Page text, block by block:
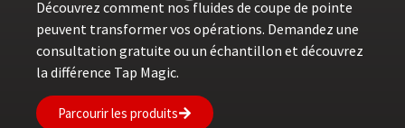
Découvrez comment nos fluides de coupe de pointe
peuvent transformer vos opérations. Demandez une
consultation gratuite ou un échantillon et découvrez
la différence Tap Magic.
Parcourir les produits